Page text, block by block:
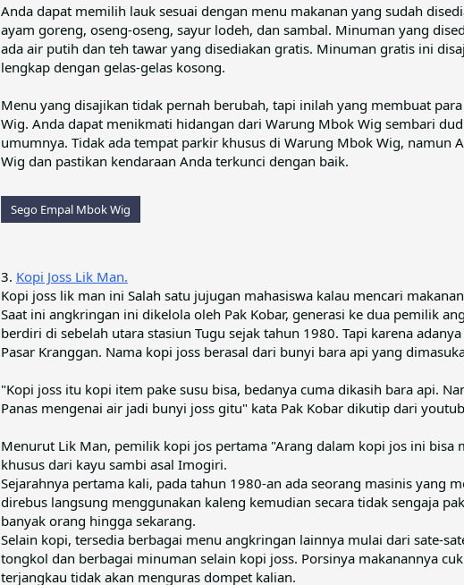
Anda dapat memilih lauk sesuai dengan menu makanan yang sudah
ayam goreng, oseng-oseng, sayur lodeh, dan sambal. Minuman yang
ada air putih dan teh tawar yang disediakan gratis. Minuman gratis ini
lengkap dengan gelas-gelas kosong.
Menu yang disajikan tidak pernah berubah, tapi inilah yang membuat
Wig. Anda dapat menikmati hidangan dari Warung Mbok Wig sembari
umumnya. Tidak ada tempat parkir khusus di Warung Mbok Wig,
Wig dan pastikan kendaraan Anda terkunci dengan baik.
Sego Empal Mbok Wig
3. Kopi Joss Lik Man.
Kopi joss lik man ini Salah satu jujugan mahasiswa kalau mencari
Saat ini angkringan ini dikelola oleh Pak Kobar, generasi ke dua pemilik
berdiri di sebelah utara stasiun Tugu sejak tahun 1980. Tapi karena
Pasar Kranggan. Nama kopi joss berasal dari bunyi bara api yang
"Kopi joss itu kopi item pake susu bisa, bedanya cuma dikasih bara api.
Panas mengenai air jadi bunyi joss gitu" kata Pak Kobar dikutip dari
Menurut Lik Man, pemilik kopi jos pertama "Arang dalam kopi jos ini
khusus dari kayu sambi asal Imogiri.
Sejarahnya pertama kali, pada tahun 1980-an ada seorang masinis yang
direbus langsung menggunakan kaleng kemudian secara tidak sengaja
banyak orang hingga sekarang.
Selain kopi, tersedia berbagai menu angkringan lainnya mulai dari sate-
tongkol dan berbagai minuman selain kopi joss. Porsinya makanannya
terjangkau tidak akan menguras dompet kalian.